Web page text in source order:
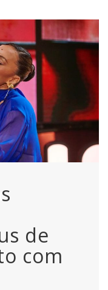
de
com